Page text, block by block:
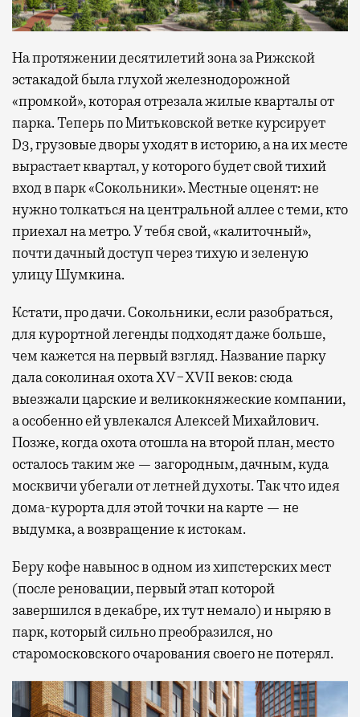
На протяжении десятилетий зона за Рижской
эстакадой была глухой железнодорожной
«промкой», которая отрезала жилые кварталы от
парка. Теперь по Митьковской ветке курсирует
D3, грузовые дворы уходят в историю, а на их месте
вырастает квартал, у которого будет свой тихий
вход в парк «Сокольники». Местные оценят: не
нужно толкаться на центральной аллее с теми, кто
приехал на метро. У тебя свой, «калиточный»,
почти дачный доступ через тихую и зеленую
улицу Шумкина.
Кстати, про дачи. Сокольники, если разобраться,
для курортной легенды подходят даже больше,
чем кажется на первый взгляд. Название парку
дала соколиная охота XV−XVII веков: сюда
выезжали царские и великокняжеские компании,
а особенно ей увлекался Алексей Михайлович.
Позже, когда охота отошла на второй план, место
осталось таким же — загородным, дачным, куда
москвичи убегали от летней духоты. Так что идея
дома-курорта для этой точки на карте — не
выдумка, а возвращение к истокам.
Беру кофе навынос в одном из хипстерских мест
(после реновации, первый этап которой
завершился в декабре, их тут немало) и ныряю в
парк, который сильно преобразился, но
старомосковского очарования своего не потерял.